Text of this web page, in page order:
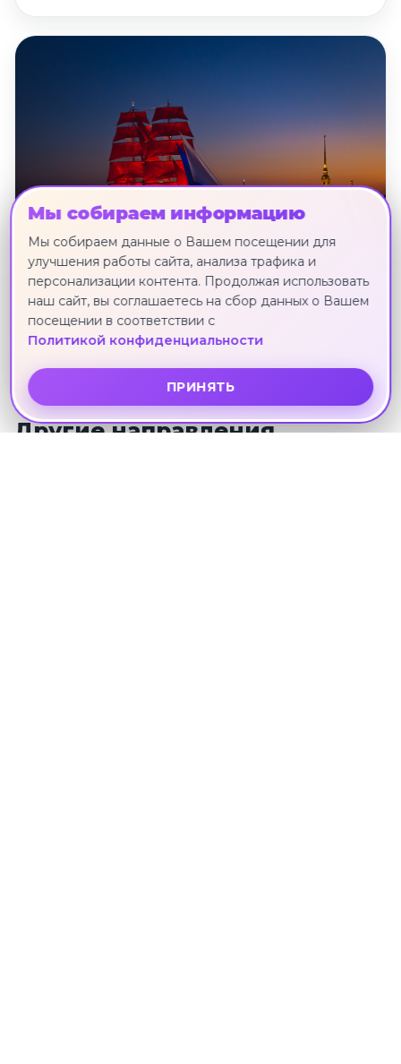
"Романтика алых парусов", тур на 5
дней
Другие направления
Мы собираем информацию
Мы собираем данные о Вашем посещении для
улучшения работы сайта, анализа трафика и
персонализации контента. Продолжая использовать
наш сайт, вы соглашаетесь на сбор данных о Вашем
посещении в соответствии с
Политикой конфиденциальности
ПРИНЯТЬ